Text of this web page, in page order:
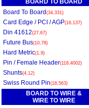
BOARD TO BOARD
Board To Board (34,331)
Card Edge / PCI / AGP(16,137)
Din 41612(27,67)
Future Bus(10,78)
Hard Metric(1,9)
Pin / Female Header(118,4002)
Shunts(4,12)
Swiss Round Pin(18,563)
BOARD TO WIRE &
WIRE TO WIRE